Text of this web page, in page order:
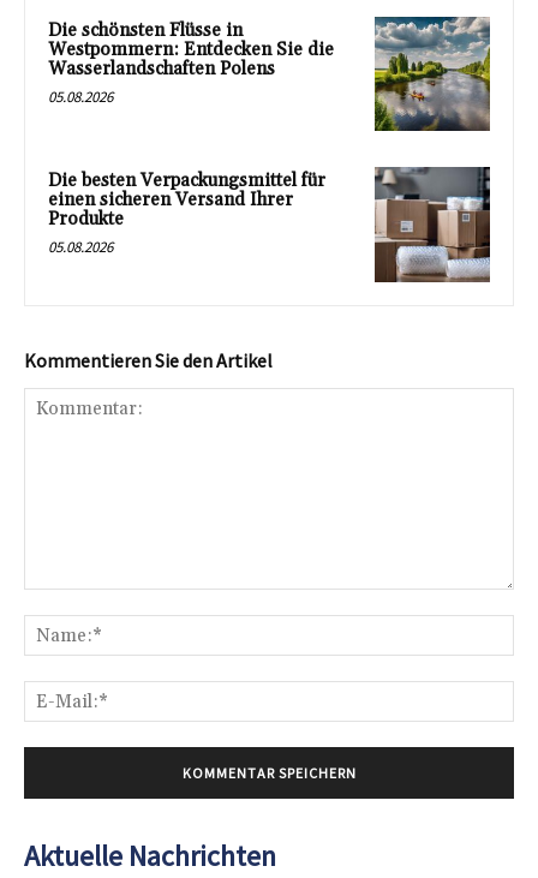
Die schönsten Flüsse in
Westpommern: Entdecken Sie die
Wasserlandschaften Polens
05.08.2026
Die besten Verpackungsmittel für
einen sicheren Versand Ihrer
Produkte
05.08.2026
Kommentieren Sie den Artikel
Aktuelle Nachrichten